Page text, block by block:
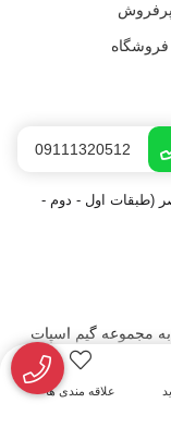
09111320512
(طبقات اول - دوم -
مجموعه گیم اسپات
علاقه مندی ها